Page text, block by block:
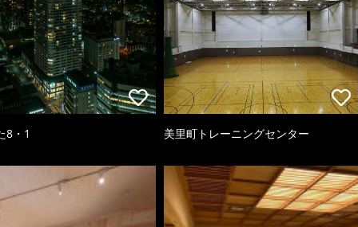
8・1 美里町トレーニングセンター